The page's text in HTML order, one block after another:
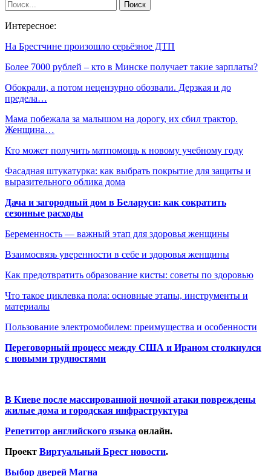
Интересное:
На Брестчине произошло серьёзное ДТП
Более 7000 рублей – кто в Минске получает такие зарплаты?
Обокрали, а потом нецензурно обозвали. Дерзкая и до
предела…
Мама побежала за малышом на дорогу, их сбил трактор.
Женщина…
Кто может получить матпомощь к новому учебному году
Фасадная штукатурка: как выбрать покрытие для защиты и
выразительного облика дома
Дача и загородный дом в Беларуси: как сократить
сезонные расходы
Беременность — важный этап для здоровья женщины
Взаимосвязь уверенности в себе и здоровья женщины
Как предотвратить образование кисты: советы по здоровью
Что такое циклевка пола: основные этапы, инструменты и
материалы
Пользование электромобилем: преимущества и особенности
Переговорный процесс между США и Ираном столкнулся
с новыми трудностями
В Киеве после массированной ночной атаки повреждены
жилые дома и городская инфраструктура
Репетитор английского языка онлайн.
Проект Виртуальный Брест новости.
Выбор дверей Магна